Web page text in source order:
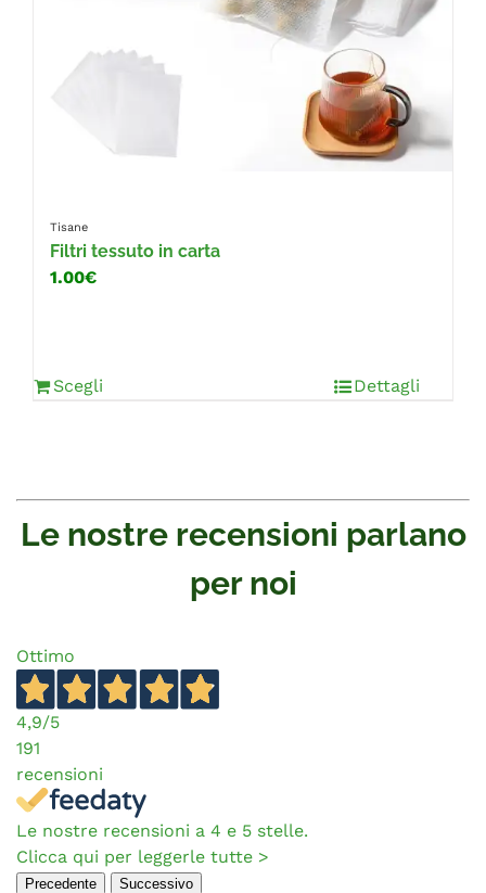
Tisane
Filtri tessuto in carta
1.00€
Scegli Dettagli
Le nostre recensioni parlano
per noi
Ottimo
4,9/5
191
recensioni
Le nostre recensioni a 4 e 5 stelle.
Clicca qui per leggerle tutte >
Precedente Successivo